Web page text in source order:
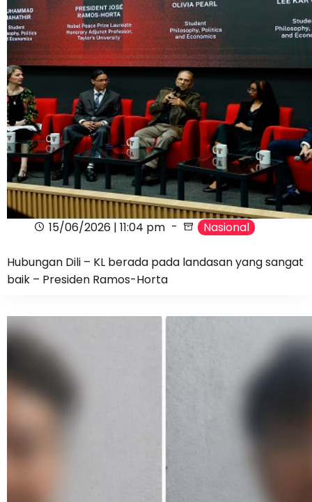
15/06/2026 | 11:04 pm Nasional
Hubungan Dili – KL berada pada landasan yang sangat
baik – Presiden Ramos-Horta